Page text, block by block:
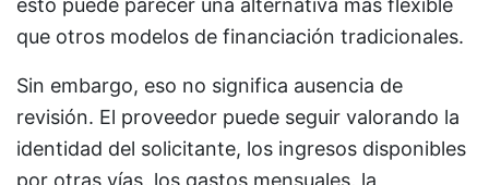
esto puede parecer una alternativa más flexible
que otros modelos de financiación tradicionales.
Sin embargo, eso no significa ausencia de
revisión. El proveedor puede seguir valorando la
identidad del solicitante, los ingresos disponibles
por otras vías, los gastos mensuales, la